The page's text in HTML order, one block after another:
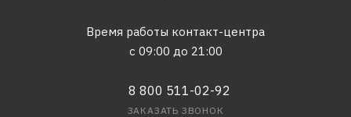
Время работы контакт-центра
с 09:00 до 21:00
8 800 511-02-92
ЗАКАЗАТЬ ЗВОНОК